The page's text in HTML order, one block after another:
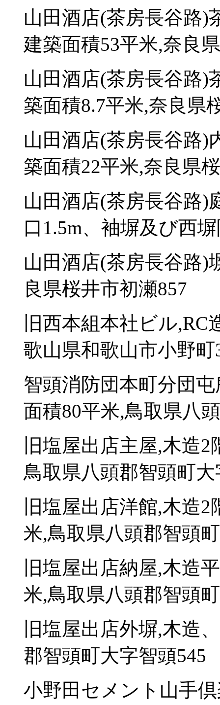
山田酒店(茶房長谷路)
建築面積53平米,奈良
山田酒店(茶房長谷路)
築面積8.7平米,奈良県
山田酒店(茶房長谷路)
築面積22平米,奈良県
山田酒店(茶房長谷路)
口1.5m、袖塀及び西
山田酒店(茶房長谷路)
良県桜井市初瀬857
旧西本組本社ビル
歌山県和歌山市小野町
智頭消防団本町分団
面積80平米,鳥取県八
旧塩屋出店主屋,木造
鳥取県八頭郡智頭町大
旧塩屋出店洋館,木造
米,鳥取県八頭郡智頭
旧塩屋出店納屋,木造
米,鳥取県八頭郡智頭
旧塩屋出店外塀,木造
郡智頭町大字智頭545
小野田セメント山手